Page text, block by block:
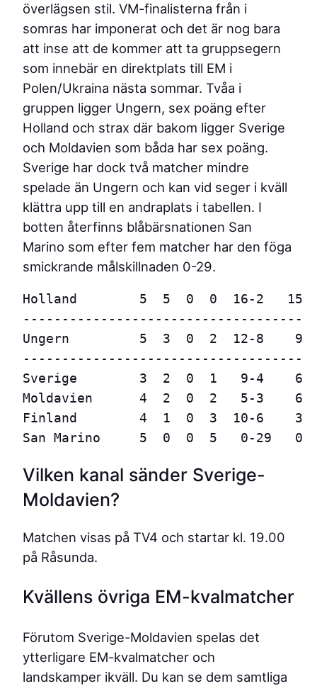
överlägsen stil. VM-finalisterna från i
somras har imponerat och det är nog bara
att inse att de kommer att ta gruppsegern
som innebär en direktplats till EM i
Polen/Ukraina nästa sommar. Tvåa i
gruppen ligger Ungern, sex poäng efter
Holland och strax där bakom ligger Sverige
och Moldavien som båda har sex poäng.
Sverige har dock två matcher mindre
spelade än Ungern och kan vid seger i kväll
klättra upp till en andraplats i tabellen. I
botten återfinns blåbärsnationen San
Marino som efter fem matcher har den föga
smickrande målskillnaden 0-29.
Holland        5  5  0  0  16-2   15
------------------------------------
Ungern         5  3  0  2  12-8    9
------------------------------------
Sverige        3  2  0  1   9-4    6
Moldavien      4  2  0  2   5-3    6
Finland        4  1  0  3  10-6    3
San Marino     5  0  0  5   0-29   0
Vilken kanal sänder Sverige-
Moldavien?
Matchen visas på TV4 och startar kl. 19.00
på Råsunda.
Kvällens övriga EM-kvalmatcher
Förutom Sverige-Moldavien spelas det
ytterligare EM-kvalmatcher och
landskamper ikväll. Du kan se dem samtliga